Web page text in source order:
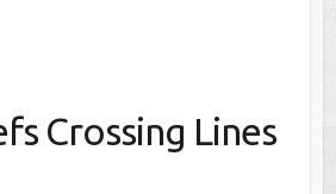
Crossing Lines